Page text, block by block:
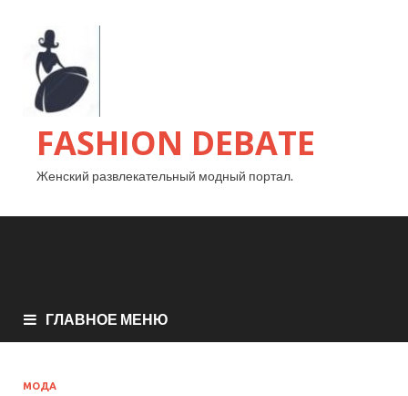
FASHION DEBATE
Женский развлекательный модный портал.
ГЛАВНОЕ МЕНЮ
МОДА